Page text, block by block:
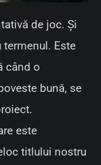
de joc. Și
termenul. Este
când o
bună, se
este
titlului nostru